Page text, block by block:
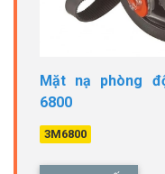
Mặt nạ phòng
6800
3M6800